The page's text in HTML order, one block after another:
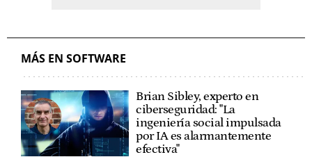
MÁS EN SOFTWARE
Brian Sibley, experto en
ciberseguridad: "La
ingeniería social impulsada
por IA es alarmantemente
efectiva"